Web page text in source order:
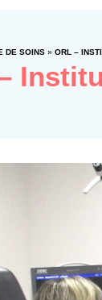
DE SOINS » ORL –